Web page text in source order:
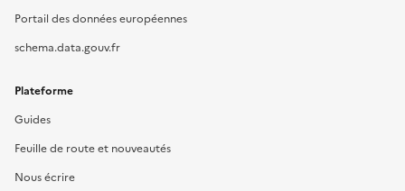
Portail des données européennes
schema.data.gouv.fr
Plateforme
Guides
Feuille de route et nouveautés
Nous écrire